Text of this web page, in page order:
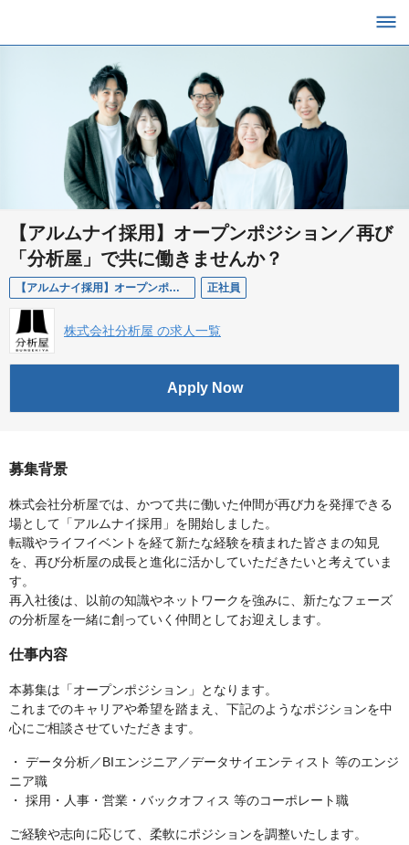
【アルムナイ採用】オープンポジション／再び
「分析屋」で共に働きませんか？
【アルムナイ採用】オープンポジション 正社員
株式会社分析屋 の求人一覧
Apply Now
募集背景
株式会社分析屋では、かつて共に働いた仲間が再び力を発揮できる
場として「アルムナイ採用」を開始しました。
転職やライフイベントを経て新たな経験を積まれた皆さまの知見
を、再び分析屋の成長と進化に活かしていただきたいと考えていま
す。
再入社後は、以前の知識やネットワークを強みに、新たなフェーズ
の分析屋を一緒に創っていく仲間としてお迎えします。
仕事内容
本募集は「オープンポジション」となります。
これまでのキャリアや希望を踏まえ、下記のようなポジションを中
心にご相談させていただきます。
・ データ分析／BIエンジニア／データサイエンティスト 等のエンジ
ニア職
・ 採用・人事・営業・バックオフィス 等のコーポレート職
ご経験や志向に応じて、柔軟にポジションを調整いたします。